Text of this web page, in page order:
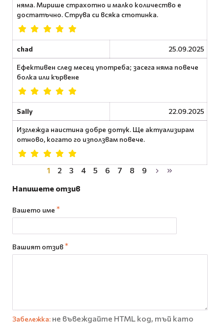
няма. Мирише страхотно и малко количество е
достатъчно. Струва си всяка стотинка.
chad 25.09.2025
Ефективен след месец употреба; засега няма повече
болка или кървене
Sally 22.09.2025
Изглежда наистина добре дотук. Ще актуализирам
отново, когато го използвам повече.
1 2 3 4 5 6 7 8
9
Напишете отзив
Вашето име
Вашият отзив
Забележка: не въвеждайте HTML код, тъй като